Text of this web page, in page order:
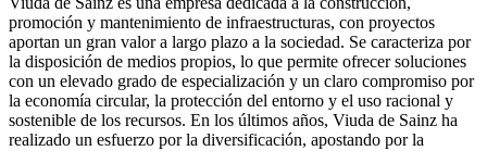
promoción y mantenimiento de infraestructuras, con proyectos
aportan un gran valor a largo plazo a la sociedad. Se caracteriza por
la disposición de medios propios, lo que permite ofrecer soluciones
con un elevado grado de especialización y un claro compromiso por
la economía circular, la protección del entorno y el uso racional y
sostenible de los recursos. En los últimos años, Viuda de Sainz ha
realizado un esfuerzo por la diversificación, apostando por la